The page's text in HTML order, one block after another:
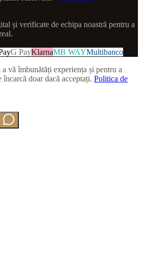
și verificate de echipa noastră pentru a
G PayKlarnaMB WAYMultibanco
vă îmbunătăți experiența și pentru a
doar dacă acceptați. Politica de